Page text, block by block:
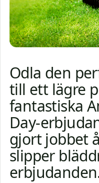
Odla den
till ett lägre
fantastiska
Day-
gjort jobbet
slipper